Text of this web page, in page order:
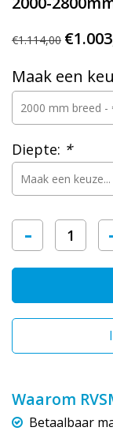
€1.114,00
Maak een
Diepte: *
-
Waarom
Betaalbaar